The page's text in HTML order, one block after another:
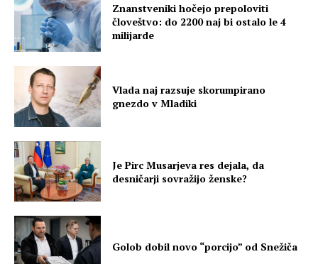
Znanstveniki hočejo prepoloviti
človeštvo: do 2200 naj bi ostalo le 4
milijarde
Vlada naj razsuje skorumpirano
gnezdo v Mladiki
Je Pirc Musarjeva res dejala, da
desničarji sovražijo ženske?
Golob dobil novo “porcijo” od Snežiča